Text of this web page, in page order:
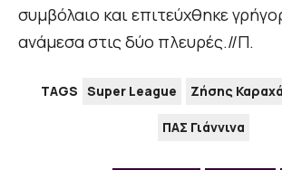
συμβόλαιο και επιτεύχθηκε
ανάμεσα στις δύο πλευρές.//Π.
TAGS Super League Ζήσης
ΠΑΣ Γιάννινα